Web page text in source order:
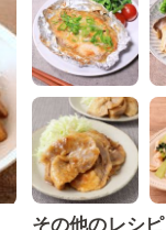
その他のレシピ